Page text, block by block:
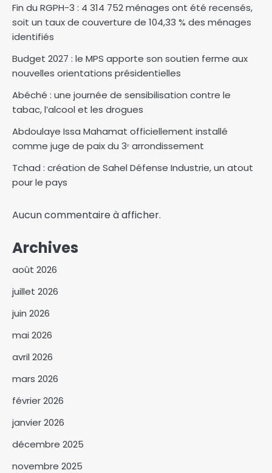
Fin du RGPH-3 : 4 314 752 ménages ont été recensés,
soit un taux de couverture de 104,33 % des ménages
identifiés
Budget 2027 : le MPS apporte son soutien ferme aux
nouvelles orientations présidentielles
Abéché : une journée de sensibilisation contre le
tabac, l’alcool et les drogues
Abdoulaye Issa Mahamat officiellement installé
comme juge de paix du 3ᵉ arrondissement
Tchad : création de Sahel Défense Industrie, un atout
pour le pays
Aucun commentaire à afficher.
Archives
août 2026
juillet 2026
juin 2026
mai 2026
avril 2026
mars 2026
février 2026
janvier 2026
décembre 2025
novembre 2025